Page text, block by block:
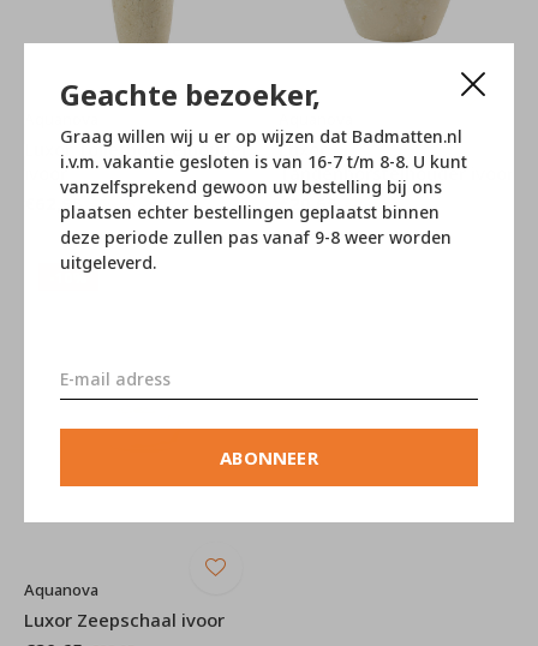
Geachte bezoeker,
Graag willen wij u er op wijzen dat Badmatten.nl
i.v.m. vakantie gesloten is van 16-7 t/m 8-8. U kunt
vanzelfsprekend gewoon uw bestelling bij ons
plaatsen echter bestellingen geplaatst binnen
deze periode zullen pas vanaf 9-8 weer worden
uitgeleverd.
ABONNEER
Luxor Toiletborstelhouder
ivoor
€62,95
€69,95
Luxor
Tandenborstelhouder ivoor
€20,65
€22,95
-10%
Aquanova
Luxor Zeepschaal ivoor